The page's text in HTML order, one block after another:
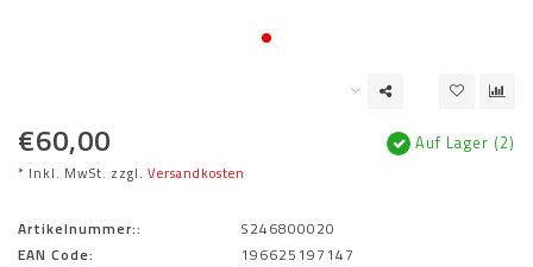
€60,00
* Inkl. MwSt. zzgl. Versandkosten
Auf Lager (2)
Artikelnummer::
S246800020
EAN Code:
196625197147